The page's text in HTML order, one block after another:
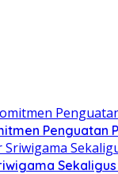
Penguatan